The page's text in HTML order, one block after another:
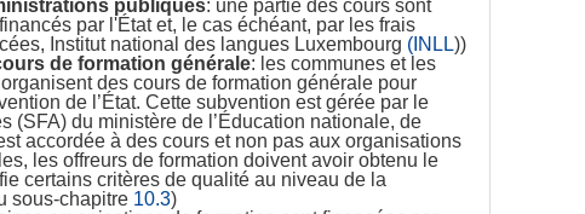
publiques: une partie des cours sont
par l'État et, le cas échéant, par les frais
Institut national des langues Luxembourg (INLL))
de formation générale: les communes et les
des cours de formation générale pour
de l’État. Cette subvention est gérée par le
(SFA) du ministère de l’Éducation nationale, de
accordée à des cours et non pas aux organisations
les offreurs de formation doivent avoir obtenu le
certains critères de qualité au niveau de la
sous-chapitre 10.3)